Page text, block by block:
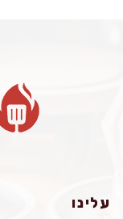
עלינו